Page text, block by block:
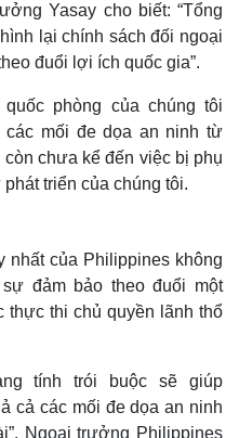
Yasay cho biết: “Tổng
lại chính sách đối ngoại
đuổi lợi ích quốc gia”.
phòng của chúng tôi
các mối đe dọa an ninh từ
chưa kể đến việc bị phụ
triển của chúng tôi.
của Philippines không
đảm bảo theo đuổi một
thi chủ quyền lãnh thổ
tính trói buộc sẽ giúp
cả các mối đe dọa an ninh
Ngoại trưởng Philippines